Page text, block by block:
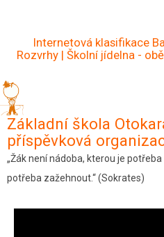
hlavnímuInternetová klasifikace
Rozvrhy | Školní jídelna -
Základní škola
příspěvková
„Žák není nádoba, kterou je
potřeba zažehnout.“ (Sokrates)